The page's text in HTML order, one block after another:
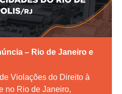
– Rio de Janeiro e
Violações do Direito à
no Rio de Janeiro,